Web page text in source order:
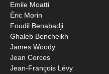
Emile Moatti
Éric Morin
Foudil Benabadji
Ghaleb Bencheikh
James Woody
Jean Corcos
Jean-François Lévy